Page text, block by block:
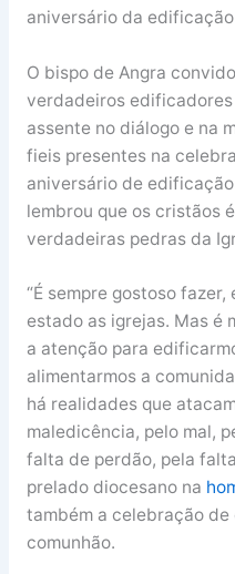
aniversário da
O bispo de Angra
verdadeiros
assente no diálogo e na
fieis presentes na
aniversário de
lembrou que os cristãos
verdadeiras pedras da
“É sempre gostoso
estado as igrejas. Mas é
a atenção para
alimentarmos a
há realidades que
maledicência, pelo mal,
falta de perdão, pela
prelado diocesano na
também a celebração
comunhão.